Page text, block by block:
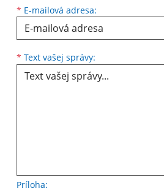
* E-mailová adresa:
* Text vašej správy:
Príloha: